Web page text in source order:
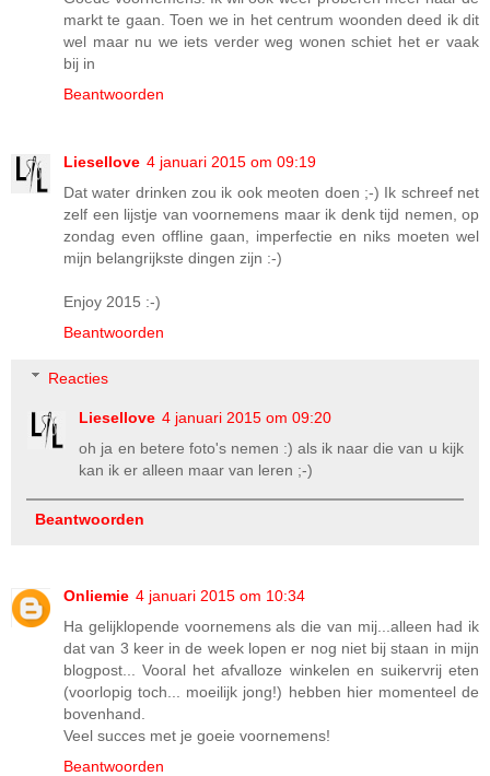
markt te gaan. Toen we in het centrum woonden deed ik dit
wel maar nu we iets verder weg wonen schiet het er vaak
bij in
Beantwoorden
Liesellove 4 januari 2015 om 09:19
Dat water drinken zou ik ook meoten doen ;-) Ik schreef net
zelf een lijstje van voornemens maar ik denk tijd nemen, op
zondag even offline gaan, imperfectie en niks moeten wel
mijn belangrijkste dingen zijn :-)
Enjoy 2015 :-)
Beantwoorden
Reacties
Liesellove 4 januari 2015 om 09:20
oh ja en betere foto's nemen :) als ik naar die van u kijk
kan ik er alleen maar van leren ;-)
Beantwoorden
Onliemie 4 januari 2015 om 10:34
Ha gelijklopende voornemens als die van mij...alleen had ik
dat van 3 keer in de week lopen er nog niet bij staan in mijn
blogpost... Vooral het afvalloze winkelen en suikervrij eten
(voorlopig toch... moeilijk jong!) hebben hier momenteel de
bovenhand.
Veel succes met je goeie voornemens!
Beantwoorden